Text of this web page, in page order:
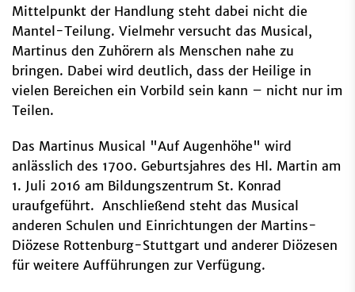
Mittelpunkt der Handlung steht dabei nicht die
Mantel-Teilung. Vielmehr versucht das Musical,
Martinus den Zuhörern als Menschen nahe zu
bringen. Dabei wird deutlich, dass der Heilige in
vielen Bereichen ein Vorbild sein kann – nicht nur im
Teilen.
Das Martinus Musical "Auf Augenhöhe" wird
anlässlich des 1700. Geburtsjahres des Hl. Martin am
1. Juli 2016 am Bildungszentrum St. Konrad
uraufgeführt. Anschließend steht das Musical
anderen Schulen und Einrichtungen der Martins-
Diözese Rottenburg-Stuttgart und anderer Diözesen
für weitere Aufführungen zur Verfügung.